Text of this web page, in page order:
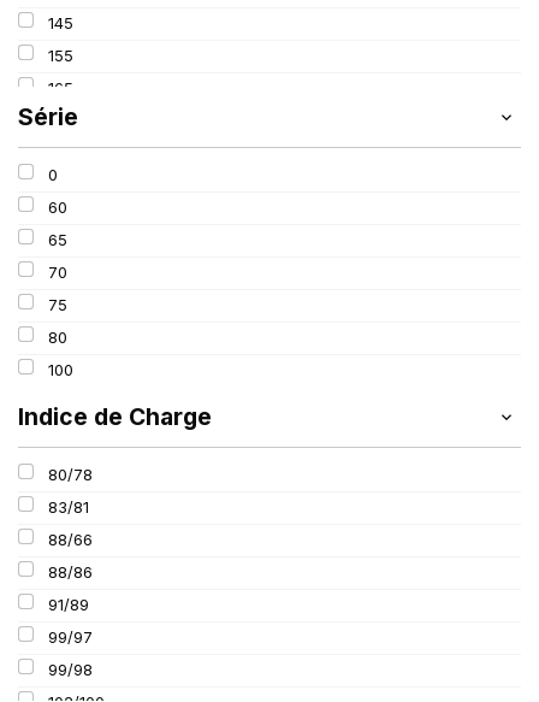
145
155
165
175
185
195
205
215
225
235
Série
0
60
65
70
75
80
100
Indice de Charge
80/78
83/81
88/66
88/86
91/89
99/97
99/98